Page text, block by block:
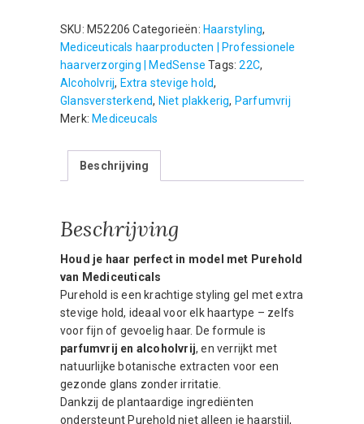
180ml
aantal
SKU: M52206 Categorieën: Haarstyling,
Mediceuticals haarproducten | Professionele
haarverzorging | MedSense Tags:22C,
Alcoholvrij, Extra stevige hold,
Glansversterkend, Niet plakkerig, Parfumvrij
Merk: Mediceucals
Beschrijving
Beschrijving
Houd je haar perfect in model met Purehold
van Mediceuticals
Purehold is een krachtige styling gel met extra
stevige hold, ideaal voor elk haartype – zelfs
voor fijn of gevoelig haar. De formule is
parfumvrij en alcoholvrij, en verrijkt met
natuurlijke botanische extracten voor een
gezonde glans zonder irritatie.
Dankzij de plantaardige ingrediënten
ondersteunt Purehold niet alleen je haarstijl,